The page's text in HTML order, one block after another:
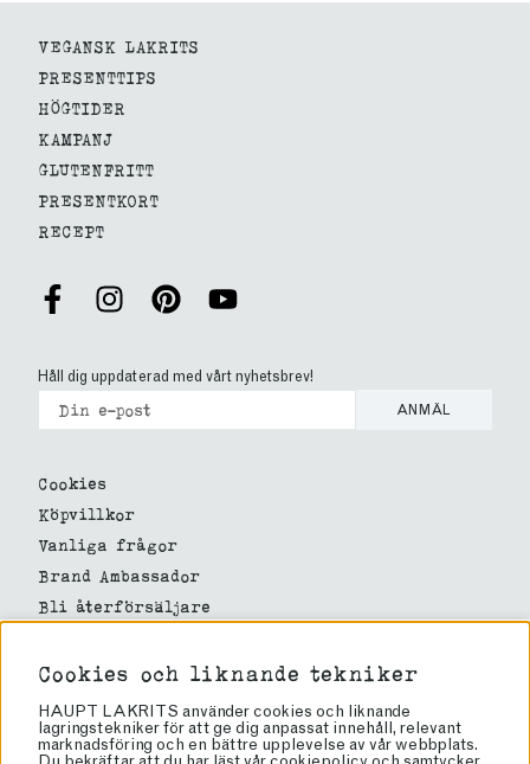
VEGANSK LAKRITS
PRESENTTIPS
HÖGTIDER
KAMPANJ
GLUTENFRITT
PRESENTKORT
RECEPT
Håll dig uppdaterad med vårt nyhetsbrev!
ANMÄL
Cookies
Köpvillkor
Vanliga frågor
Brand Ambassador
Bli återförsäljare
Om lakrits
Haupt Lakrits
Cookies och liknande tekniker
HAUPT LAKRITS använder cookies och liknande
lagringstekniker för att ge dig anpassat innehåll, relevant
marknadsföring och en bättre upplevelse av vår webbplats.